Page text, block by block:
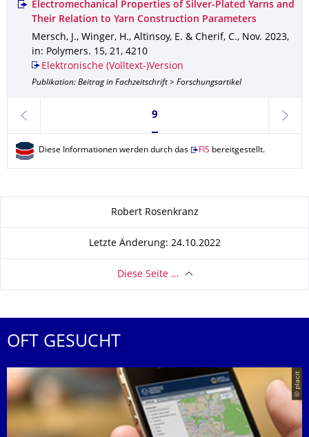
Electromechanical Properties of Silver-Plated Yarns and
Their Relation to Yarn Construction Parameters
Mersch, J., Winger, H., Altinsoy, E. & Cherif, C., Nov. 2023,
in: Polymers. 15, 21 , 4210
Elektronische (Volltext-)Version
Publikation: Beitrag in Fachzeitschrift > Forschungsartikel
zurück
Seite 9, aktuell ausgewählt
9
weiter
Diese Informationen werden durch das FIS bereitgestellt.
Robert Rosenkranz
Letzte Änderung: 24.10.2022
Diese Seite …
OFT GESUCHT
© placit